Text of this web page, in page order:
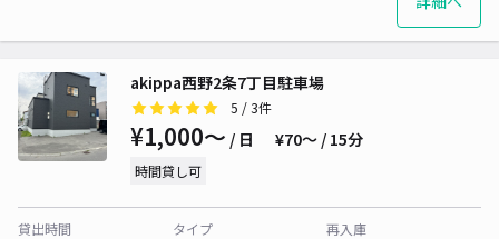
akippa西野2条7丁目駐車場
5 / 3件
¥1,000〜 / 日 ¥70〜 / 15分
時間貸し可
貸出時間
タイプ
再入庫